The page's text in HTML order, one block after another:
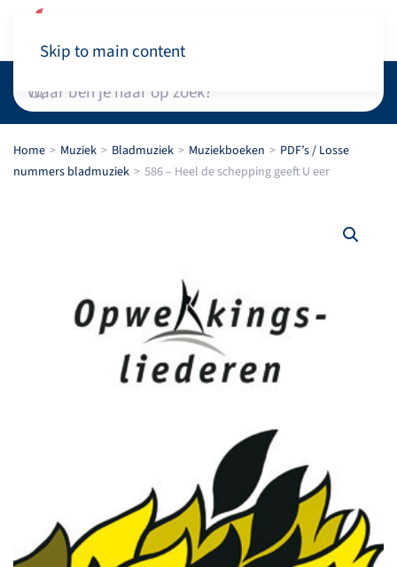
Skip to main content
Home Muziek Bladmuziek Muziekboeken
PDF’s / Losse
nummers bladmuziek
586 – Heel de schepping geeft U eer